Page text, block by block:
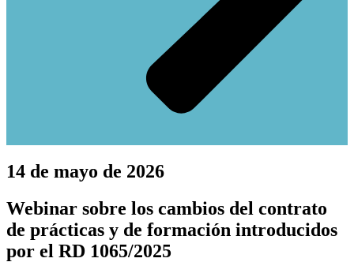
14 de mayo de 2026
Webinar sobre los cambios del contrato
de prácticas y de formación introducidos
por el RD 1065/2025